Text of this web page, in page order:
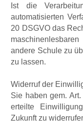
Ist die
automatisierten
20 DSGVO das
andere Schule zu
zu lassen.
Widerruf der
Sie haben gem.
erteilte
Zukunft zu